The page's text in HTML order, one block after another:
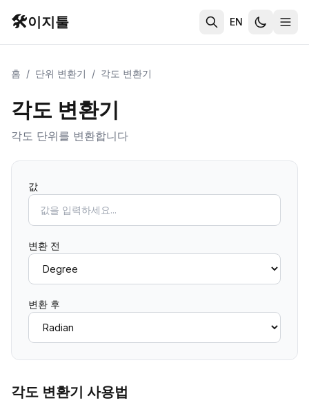
🛠️이지툴 EN
홈 / 단위 변환기 / 각도 변환기
각도 변환기
각도 단위를 변환합니다
값
변환 전
변환 후
각도 변환기 사용법